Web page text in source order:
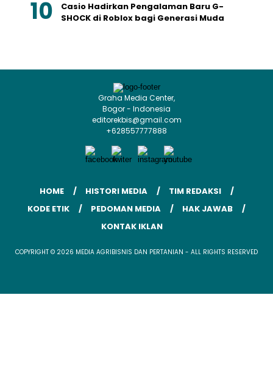
Casio Hadirkan Pengalaman Baru G-
SHOCK di Roblox bagi Generasi Muda
Graha Media Center,
Bogor - Indonesia
editorekbis@gmail.com
+628557777888
HOME HISTORI MEDIA
TIM REDAKSI
KODE ETIK
PEDOMAN MEDIA
HAK JAWAB
KONTAK IKLAN
COPYRIGHT © 2026 MEDIA AGRIBISNIS DAN PERTANIAN - ALL RIGHTS RESERVED